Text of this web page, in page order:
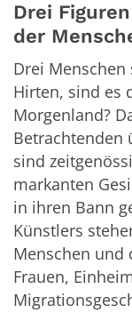
Drei
der
Drei Menschen
Hirten, sind es
Morgenland?
Betrachtenden
sind
markanten
in ihren Bann
Künstlers
Menschen und
Frauen,